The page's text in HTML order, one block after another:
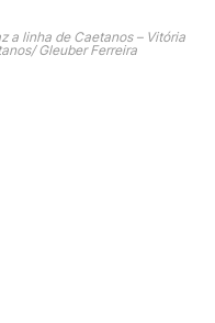
a linha de Caetanos – Vitória
Gleuber Ferreira